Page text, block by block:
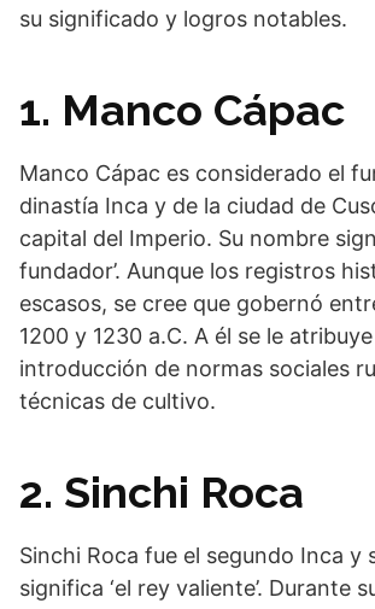
su significado y logros notables.
1. Manco Cápac
Manco Cápac es considerado el
dinastía Inca y de la ciudad de
capital del Imperio. Su nombre
fundador’. Aunque los registros
escasos, se cree que gobernó
1200 y 1230 a.C. A él se le
introducción de normas sociales
técnicas de cultivo.
2. Sinchi Roca
Sinchi Roca fue el segundo Inca y
significa ‘el rey valiente’. Durante